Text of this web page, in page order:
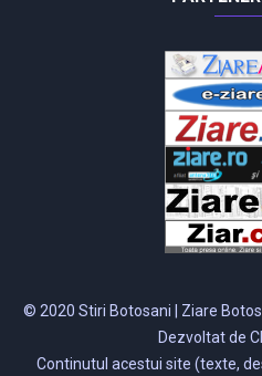
© 2020 Stiri Botosani | Ziare
Dezvoltat de
Continutul acestui site (texte,